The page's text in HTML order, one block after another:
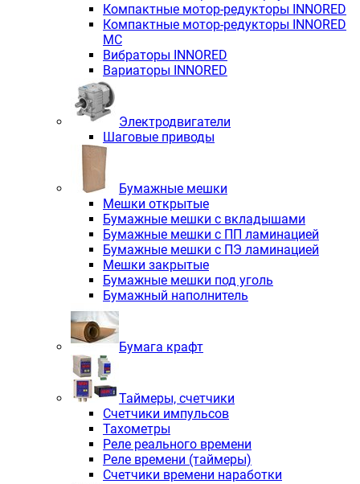
Компактные мотор-редукторы INNORED
Компактные мотор-редукторы INNORED
MC
Вибраторы INNORED
Вариаторы INNORED
Электродвигатели
Шаговые приводы
Бумажные мешки
Мешки открытые
Бумажные мешки с вкладышами
Бумажные мешки с ПП ламинацией
Бумажные мешки с ПЭ ламинацией
Мешки закрытые
Бумажные мешки под уголь
Бумажный наполнитель
Бумага крафт
Таймеры, счетчики
Счетчики импульсов
Тахометры
Реле реального времени
Реле времени (таймеры)
Счетчики времени наработки